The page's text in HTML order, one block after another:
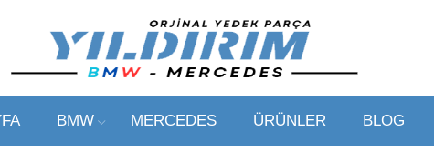
BMW MERCEDES ÜRÜNLER BLOG